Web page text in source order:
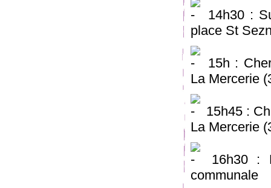
14h30 :
place St
15h :
La Mercerie
15h45 :
La Mercerie
16h30 :
communale